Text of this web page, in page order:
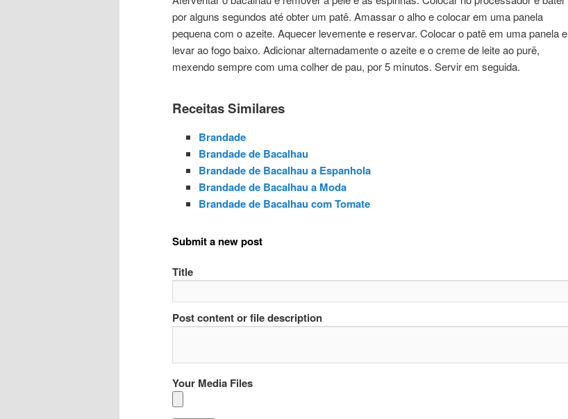
por alguns segundos até obter um patê. Amassar o alho e colocar em uma panela
pequena com o azeite. Aquecer levemente e reservar. Colocar o patê em uma panela e
levar ao fogo baixo. Adicionar alternadamente o azeite e o creme de leite ao purë,
mexendo sempre com uma colher de pau, por 5 minutos. Servir em seguida.
Receitas Similares
Brandade
Brandade de Bacalhau
Brandade de Bacalhau a Espanhola
Brandade de Bacalhau a Moda
Brandade de Bacalhau com Tomate
Submit a new post
Title
Post content or file description
Your Media Files